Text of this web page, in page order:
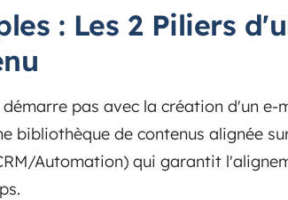
: Les 2 Piliers
pas avec la création d'un e-
bibliothèque de contenus alignée
Automation) qui garantit